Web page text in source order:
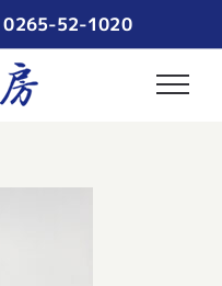
0265-52-1020